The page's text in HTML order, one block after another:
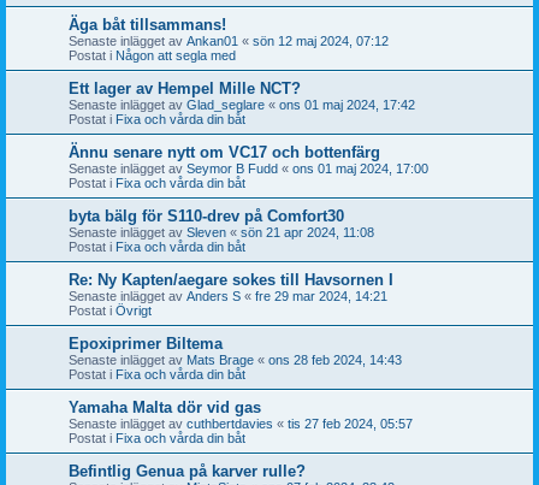
Äga båt tillsammans!
Senaste inlägget av Ankan01 « sön 12 maj 2024, 07:12
Postat i Någon att segla med
Ett lager av Hempel Mille NCT?
Senaste inlägget av Glad_seglare « ons 01 maj 2024, 17:42
Postat i Fixa och vårda din båt
Ännu senare nytt om VC17 och bottenfärg
Senaste inlägget av Seymor B Fudd « ons 01 maj 2024, 17:00
Postat i Fixa och vårda din båt
byta bälg för S110-drev på Comfort30
Senaste inlägget av Sleven « sön 21 apr 2024, 11:08
Postat i Fixa och vårda din båt
Re: Ny Kapten/aegare sokes till Havsornen I
Senaste inlägget av Anders S « fre 29 mar 2024, 14:21
Postat i Övrigt
Epoxiprimer Biltema
Senaste inlägget av Mats Brage « ons 28 feb 2024, 14:43
Postat i Fixa och vårda din båt
Yamaha Malta dör vid gas
Senaste inlägget av cuthbertdavies « tis 27 feb 2024, 05:57
Postat i Fixa och vårda din båt
Befintlig Genua på karver rulle?